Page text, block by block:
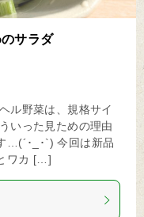
サラダ
ル野菜は、規格サイ
いった見ための理由
…(´･_･`) 今回は新品
ワカ […]